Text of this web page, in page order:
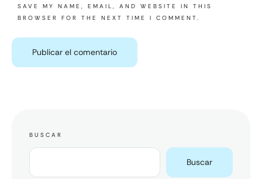
SAVE MY NAME, EMAIL, AND WEBSITE IN THIS
BROWSER FOR THE NEXT TIME I COMMENT.
BUSCAR
Buscar